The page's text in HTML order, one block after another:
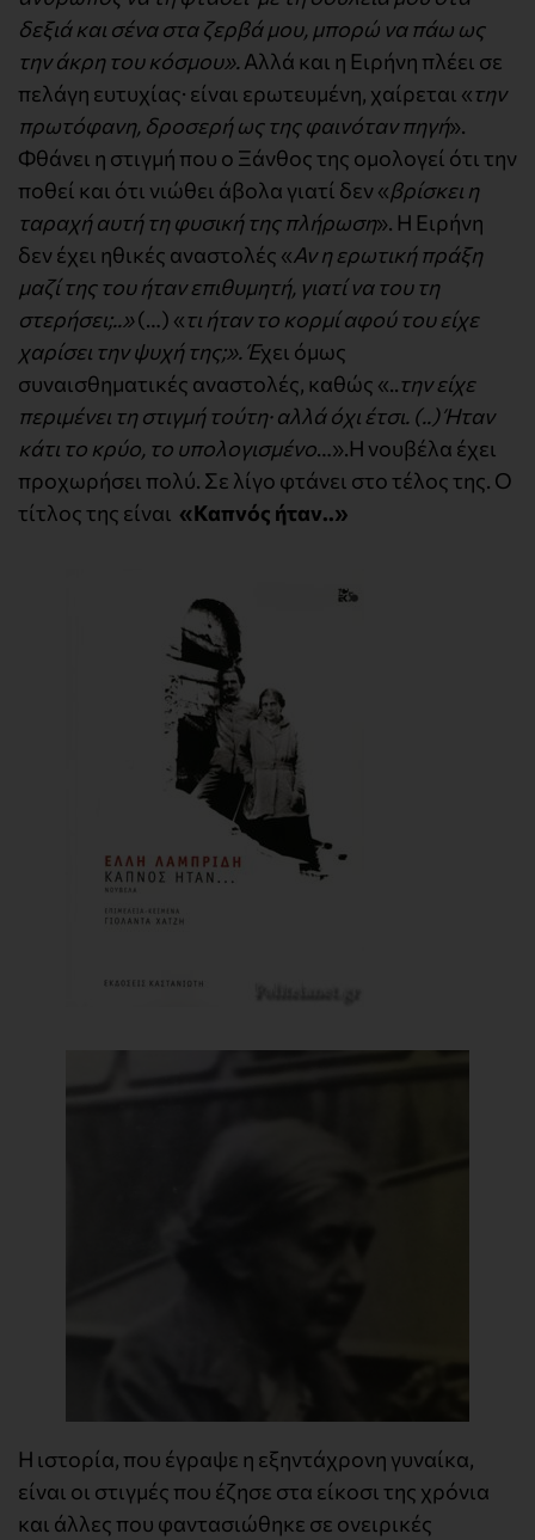
δεξιά και σένα στα ζερβά μου, μπορώ να πάω ως
την άκρη του κόσμου».Αλλά και η Ειρήνη πλέει σε
πελάγη ευτυχίας· είναι ερωτευμένη, χαίρεται «την
πρωτόφανη, δροσερή ως της φαινόταν πηγή».
Φθάνει η στιγμή που ο Ξάνθος της ομολογεί ότι την
ποθεί και ότι νιώθει άβολα γιατί δεν «βρίσκει η
ταραχή αυτή τη φυσική της πλήρωση». Η Ειρήνη
δεν έχει ηθικές αναστολές «Αν η ερωτική πράξη
μαζί της του ήταν επιθυμητή, γιατί να του τη
στερήσει;..»(…) «τι ήταν το κορμί αφού του είχε
χαρίσει την ψυχή της;». Έχει όμως
συναισθηματικές αναστολές, καθώς «..την είχε
περιμένει τη στιγμή τούτη· αλλά όχι έτσι. (..) Ήταν
κάτι το κρύο, το υπολογισμένο…».Η νουβέλα έχει
προχωρήσει πολύ. Σε λίγο φτάνει στο τέλος της. Ο
τίτλος της είναι «Καπνός ήταν..»
Η ιστορία, που έγραψε η εξηντάχρονη γυναίκα,
είναι οι στιγμές που έζησε στα είκοσι της χρόνια
και άλλες που φαντασιώθηκε σε ονειρικές